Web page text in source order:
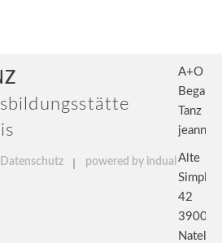
Datenschutz powered by indual
A+O
Tanz
Alte
42
3900
Natel: